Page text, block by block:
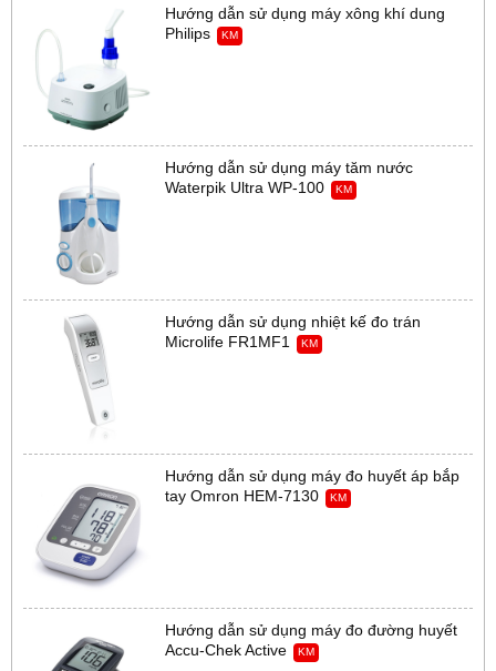
Hướng dẫn sử dụng máy xông khí dung
Philips
KM
Hướng dẫn sử dụng máy tăm nước
Waterpik Ultra WP-100
KM
Hướng dẫn sử dụng nhiệt kế đo trán
Microlife FR1MF1
KM
Hướng dẫn sử dụng máy đo huyết áp bắp
tay Omron HEM-7130
KM
Hướng dẫn sử dụng máy đo đường huyết
Accu-Chek Active
KM